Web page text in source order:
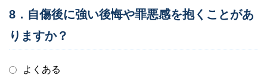
8．自傷後に強い後悔や罪悪感を抱くことがあ
りますか？
よくある